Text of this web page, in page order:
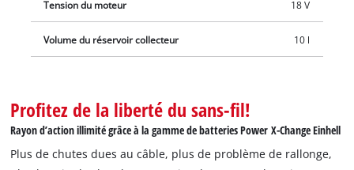
Tension du moteur 18 V
Volume du réservoir collecteur 10 l
Profitez de la liberté du sans-fil!
Rayon d’action illimité grâce à la gamme de batteries Power X-Change Einhell
Plus de chutes dues au câble, plus de problème de rallonge,